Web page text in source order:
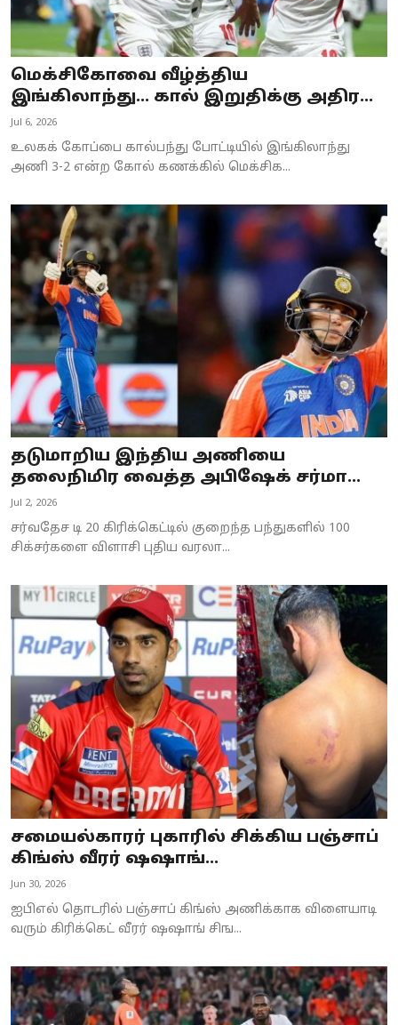
மெக்சிகோவை வீழ்த்திய
இங்கிலாந்து... கால் இறுதிக்கு அதிர...
Jul 6, 2026
உலகக் கோப்பை கால்பந்து போட்டியில் இங்கிலாந்து
அணி 3-2 என்ற கோல் கணக்கில் மெக்சிக...
தடுமாறிய இந்திய அணியை
தலைநிமிர வைத்த அபிஷேக் சர்மா…
Jul 2, 2026
சர்வதேச டி 20 கிரிக்கெட்டில் குறைந்த பந்துகளில் 100
சிக்சர்களை விளாசி புதிய வரலா...
சமையல்காரர் புகாரில் சிக்கிய பஞ்சாப்
கிங்ஸ் வீரர் ஷஷாங்...
Jun 30, 2026
ஐபிஎல் தொடரில் பஞ்சாப் கிங்ஸ் அணிக்காக விளையாடி
வரும் கிரிக்கெட் வீரர் ஷஷாங் சிங...